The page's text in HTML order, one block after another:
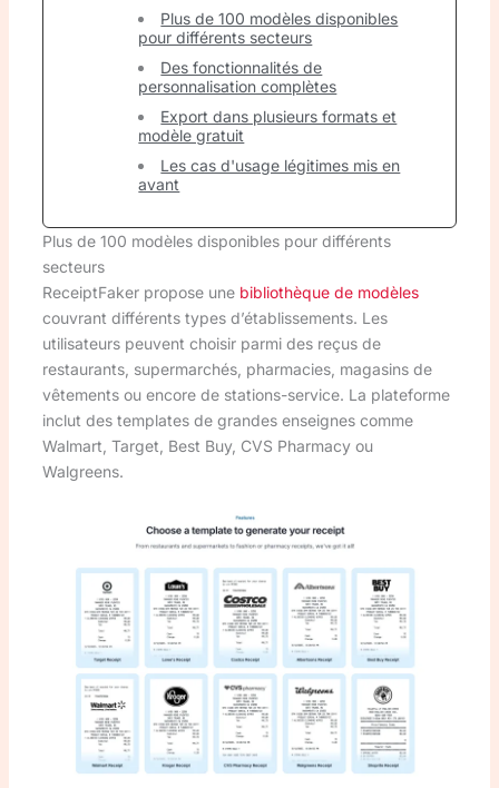
Plus de 100 modèles disponibles
pour différents secteurs
Des fonctionnalités de
personnalisation complètes
Export dans plusieurs formats et
modèle gratuit
Les cas d'usage légitimes mis en
avant
Plus de 100 modèles disponibles pour différents
secteurs
ReceiptFaker propose une bibliothèque de modèles
couvrant différents types d’établissements. Les
utilisateurs peuvent choisir parmi des reçus de
restaurants, supermarchés, pharmacies, magasins de
vêtements ou encore de stations-service. La plateforme
inclut des templates de grandes enseignes comme
Walmart, Target, Best Buy, CVS Pharmacy ou
Walgreens.